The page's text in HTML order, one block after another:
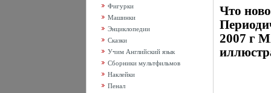
Фигурки
Машинки
Энциклопедии
Сказки
Учим Английский язык
Сборники мультфильмов
Наклейки
Пенал
Что
2007 г